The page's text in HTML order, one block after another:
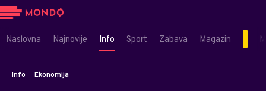
Naslovna Najnovije Info Sport Zabava Magazin
Info Ekonomija